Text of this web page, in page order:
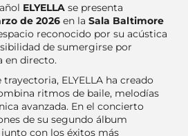
ELYELLA se presenta
de 2026 en la Sala Baltimore
reconocido por su acústica
de sumergirse por
en directo.
trayectoria, ELYELLA ha creado
ritmos de baile, melodías
avanzada. En el concierto
de su segundo álbum
junto con los éxitos más